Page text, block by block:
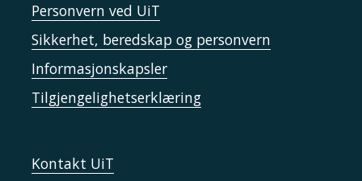
Personvern ved UiT
Sikkerhet, beredskap og personvern
Informasjonskapsler
Tilgjengelighetserklæring
Kontakt UiT